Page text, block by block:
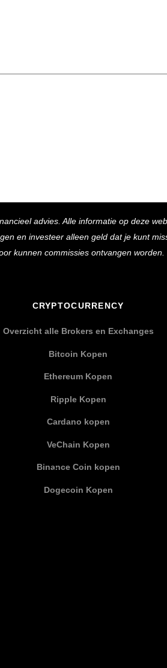
To
Top
advies. Alle informatie op deze
en investeer alleen geld dat je kunt
kunnen commissies ontvangen
CRYPTOCURRENCY
Overzicht alle Brokers en Exchanges
Bitcoin Kopen
Ethereum Kopen
Ripple Kopen
Cardano kopen
VeChain Kopen
Binance Coin kopen
Dogecoin Kopen